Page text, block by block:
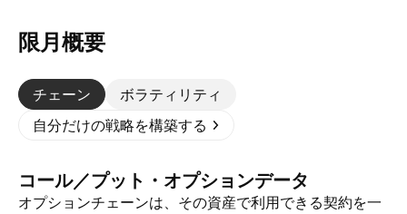
限月概要
チェーン
ボラティリティ
自分だけの戦略を構築する
コール／プット・オプションデータ
オプションチェーンは、その資産で利用できる契約を一